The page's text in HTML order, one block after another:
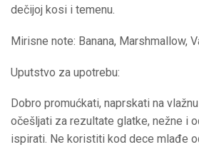
dečijoj kosi i temenu.
Mirisne note: Banana, Marshmallow,
Uputstvo za upotrebu:
Dobro promućkati, naprskati na
očešljati za rezultate glatke, nežne i
ispirati. Ne koristiti kod dece mlađe